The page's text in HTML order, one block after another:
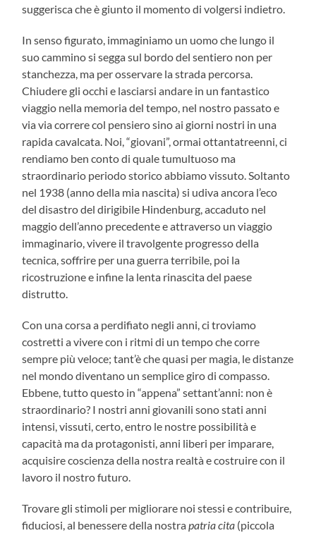
suggerisca che è giunto il momento di volgersi indietro.
In senso figurato, immaginiamo un uomo che lungo il
suo cammino si segga sul bordo del sentiero non per
stanchezza, ma per osservare la strada percorsa.
Chiudere gli occhi e lasciarsi andare in un fantastico
viaggio nella memoria del tempo, nel nostro passato e
via via correre col pensiero sino ai giorni nostri in una
rapida cavalcata. Noi, “giovani”, ormai ottantatreenni, ci
rendiamo ben conto di quale tumultuoso ma
straordinario periodo storico abbiamo vissuto. Soltanto
nel 1938 (anno della mia nascita) si udiva ancora l’eco
del disastro del dirigibile Hindenburg, accaduto nel
maggio dell’anno precedente e attraverso un viaggio
immaginario, vivere il travolgente progresso della
tecnica, soffrire per una guerra terribile, poi la
ricostruzione e infine la lenta rinascita del paese
distrutto.
Con una corsa a perdifiato negli anni, ci troviamo
costretti a vivere con i ritmi di un tempo che corre
sempre più veloce; tant’è che quasi per magia, le distanze
nel mondo diventano un semplice giro di compasso.
Ebbene, tutto questo in “appena” settant’anni: non è
straordinario? I nostri anni giovanili sono stati anni
intensi, vissuti, certo, entro le nostre possibilità e
capacità ma da protagonisti, anni liberi per imparare,
acquisire coscienza della nostra realtà e costruire con il
lavoro il nostro futuro.
Trovare gli stimoli per migliorare noi stessi e contribuire,
fiduciosi, al benessere della nostrapatria cita (piccola